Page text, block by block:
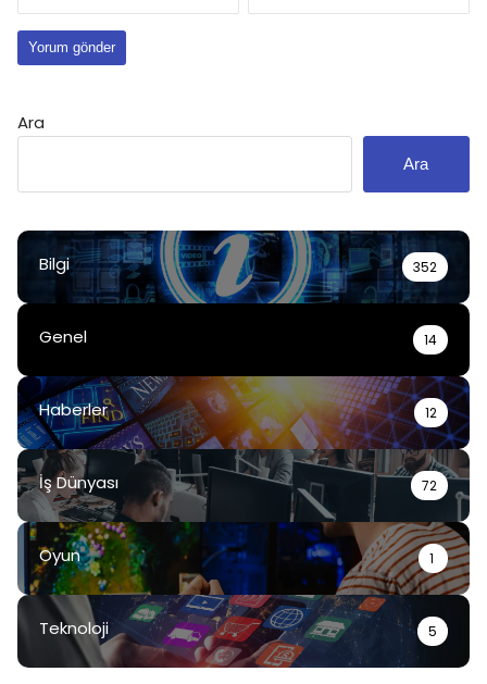
Ara
Ara
Bilgi 352
Genel 14
Haberler 12
İş Dünyası 72
Oyun 1
Teknoloji 5